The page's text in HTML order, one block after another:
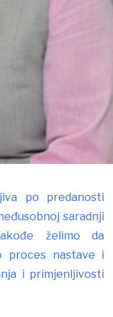
po predanosti
saradnji
želimo da
proces nastave i
i primjenljivosti